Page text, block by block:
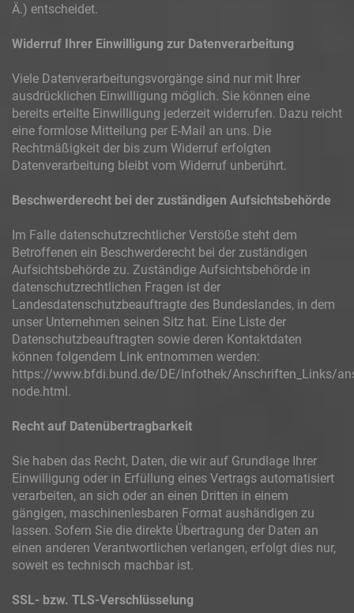
Ä.) entscheidet.
Widerruf Ihrer Einwilligung zur Datenverarbeitung
Viele Datenverarbeitungsvorgänge sind nur mit Ihrer
ausdrücklichen Einwilligung möglich. Sie können eine
bereits erteilte Einwilligung jederzeit widerrufen. Dazu reicht
eine formlose Mitteilung per E-Mail an uns. Die
Rechtmäßigkeit der bis zum Widerruf erfolgten
Datenverarbeitung bleibt vom Widerruf unberührt.
Beschwerderecht bei der zuständigen Aufsichtsbehörde
Im Falle datenschutzrechtlicher Verstöße steht dem
Betroffenen ein Beschwerderecht bei der zuständigen
Aufsichtsbehörde zu. Zuständige Aufsichtsbehörde in
datenschutzrechtlichen Fragen ist der
Landesdatenschutzbeauftragte des Bundeslandes, in dem
unser Unternehmen seinen Sitz hat. Eine Liste der
Datenschutzbeauftragten sowie deren Kontaktdaten
können folgendem Link entnommen werden:
https://www.bfdi.bund.de/DE/Infothek/Anschriften_Links/
node.html.
Recht auf Datenübertragbarkeit
Sie haben das Recht, Daten, die wir auf Grundlage Ihrer
Einwilligung oder in Erfüllung eines Vertrags automatisiert
verarbeiten, an sich oder an einen Dritten in einem
gängigen, maschinenlesbaren Format aushändigen zu
lassen. Sofern Sie die direkte Übertragung der Daten an
einen anderen Verantwortlichen verlangen, erfolgt dies nur,
soweit es technisch machbar ist.
SSL- bzw. TLS-Verschlüsselung